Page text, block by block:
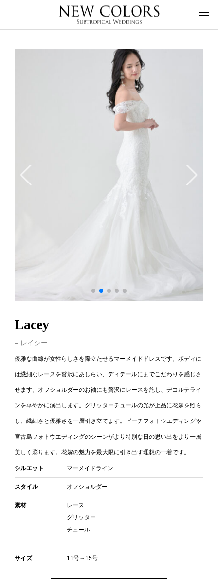
Lacey
– レイシー
優雅な曲線が女性らしさを際立たせるマーメイドドレスです。ボディに
は繊細なレースを贅沢にあしらい、ディテールにまでこだわりを感じさ
せます。オフショルダーのお袖にも贅沢にレースを施し、デコルテライ
ンを華やかに演出します。グリッターチュールの光が上品に花嫁を照ら
し、繊細さと優雅さを一層引き立てます。ビーチフォトウエディングや
宮古島フォトウエディングのシーンがより特別な日の思い出をより一層
美しく彩ります。花嫁の魅力を最大限に引き出す理想の一着です。
シルエット マーメイドライン
スタイル オフショルダー
素材
レース
グリッター
チュール
サイズ 11号～15号